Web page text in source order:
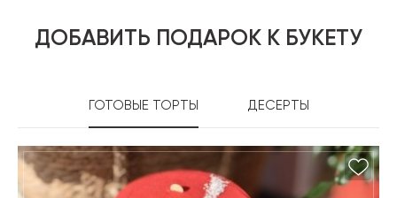
ДОБАВИТЬ ПОДАРОК К БУКЕТУ
ГОТОВЫЕ ТОРТЫ ДЕСЕРТЫ